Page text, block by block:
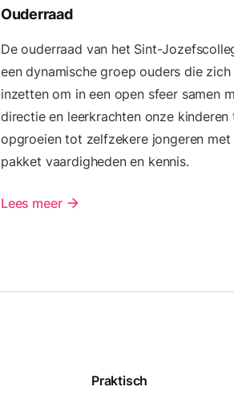
Ouderraad
De ouderraad van het Sint-
een dynamische groep ouders die
inzetten om in een open sfeer samen
directie en leerkrachten onze kinderen
opgroeien tot zelfzekere jongeren met
pakket vaardigheden en kennis.
Lees meer arrow_forward
Praktisch